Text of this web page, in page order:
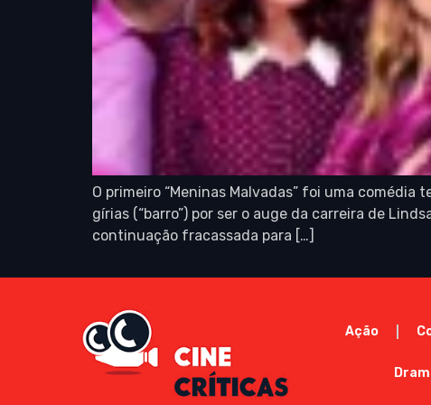
O primeiro “Meninas Malvadas” foi uma
gírias (“barro”) por ser o auge da carreira de
continuação fracassada para […]
Ação